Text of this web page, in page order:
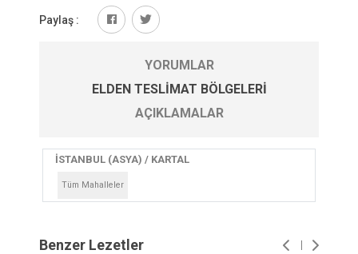
Paylaş :
YORUMLAR
ELDEN TESLIMAT BÖLGELERI
AÇIKLAMALAR
İSTANBUL (ASYA) / KARTAL
Tüm Mahalleler
Benzer Lezetler